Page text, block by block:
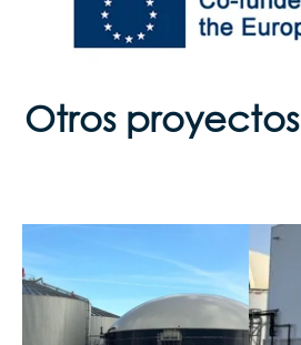
Otros proyectos